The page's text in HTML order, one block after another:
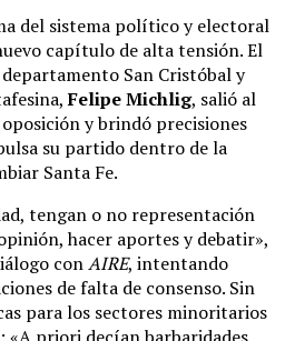
del sistema político y electoral
capítulo de alta tensión. El
San Cristóbal y
Felipe Michlig, salió al
y brindó precisiones
su partido dentro de la
Santa Fe.
tengan o no representación
hacer aportes y debatir»,
conAIRE, intentando
de falta de consenso. Sin
para los sectores minoritarios